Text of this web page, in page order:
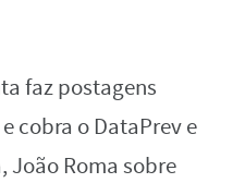
faz postagens
cobra o DataPrev e
João Roma sobre